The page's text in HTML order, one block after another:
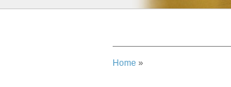
Home »